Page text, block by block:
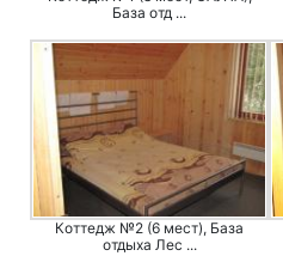
База отд ...
Коттедж №2 (6 мест), База
отдыха Лес ...